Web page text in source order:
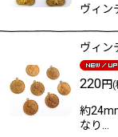
ヴィン
ヴィン
220円(
約
なり…